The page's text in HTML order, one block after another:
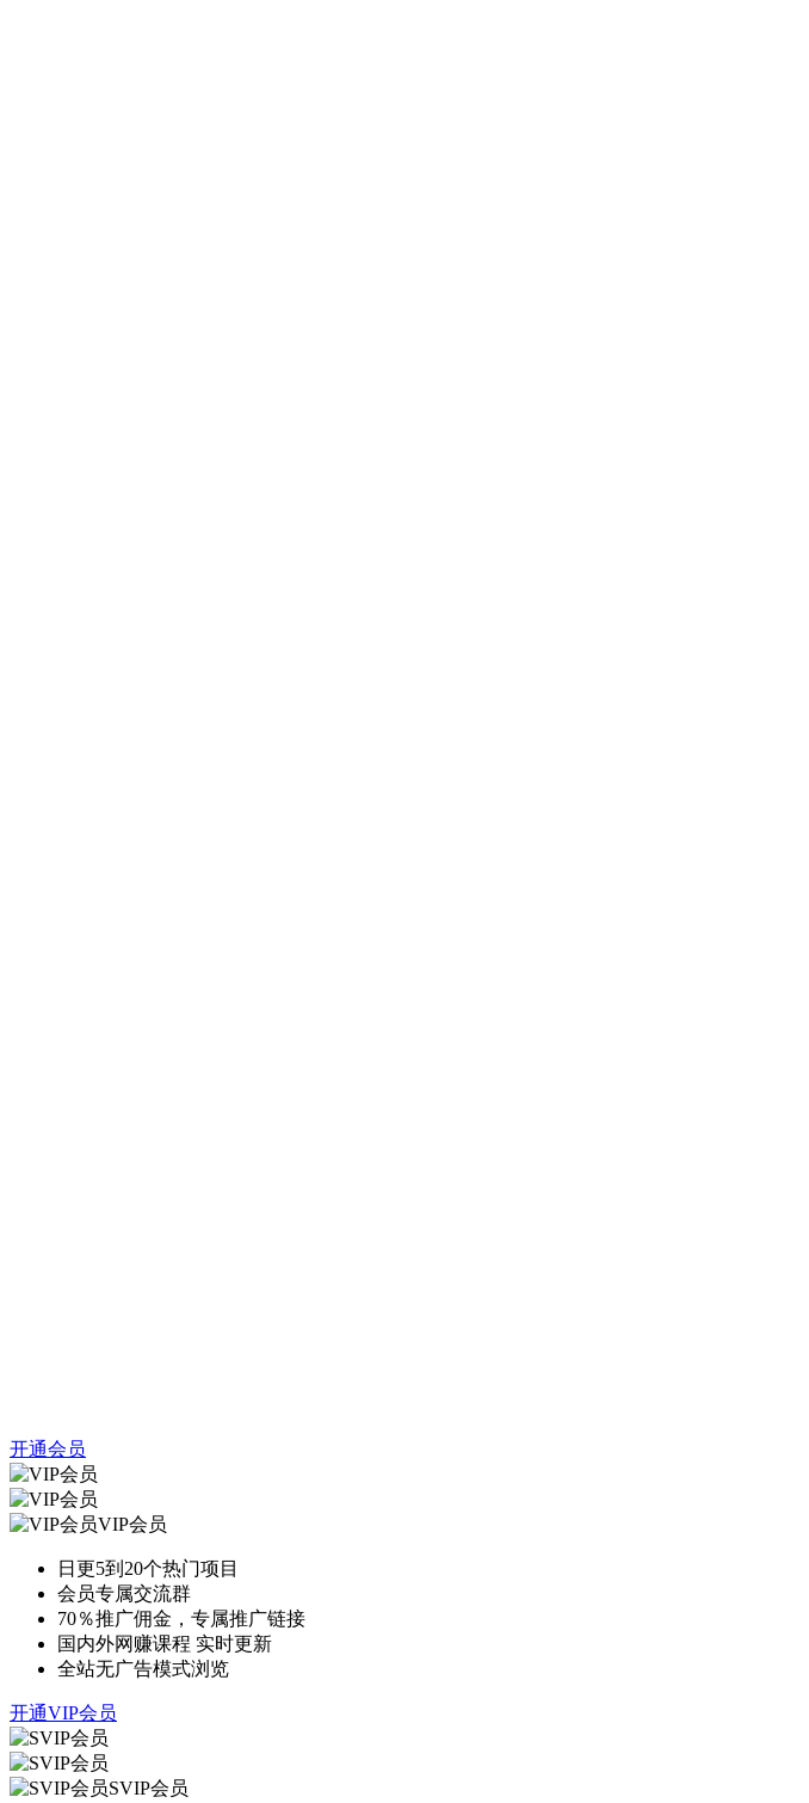
开通会员
VIP会员
日更5到20个热门项目
会员专属交流群
70％推广佣金，专属推广链接
国内外网赚课程 实时更新
全站无广告模式浏览
开通VIP会员
SVIP会员